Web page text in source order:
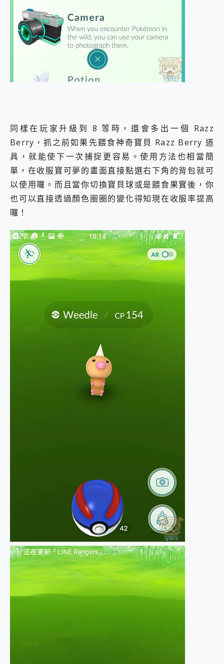
同樣在玩家升級到 8 等時，還會多出一個 Razz
Berry，抓之前如果先餵食神奇寶貝 Razz Berry 道
具，就能使下一次捕捉更容易。使用方法也相當簡
單，在收服寶可夢的畫面直接點選右下角的背包就可
以使用囉。而且當你切換寶貝球或是餵食果實後，你
也可以直接透過顏色圈圈的變化得知現在收服率提高
囉！